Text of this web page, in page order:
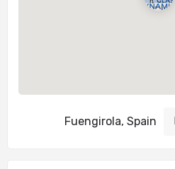
Fuengirola, Spain